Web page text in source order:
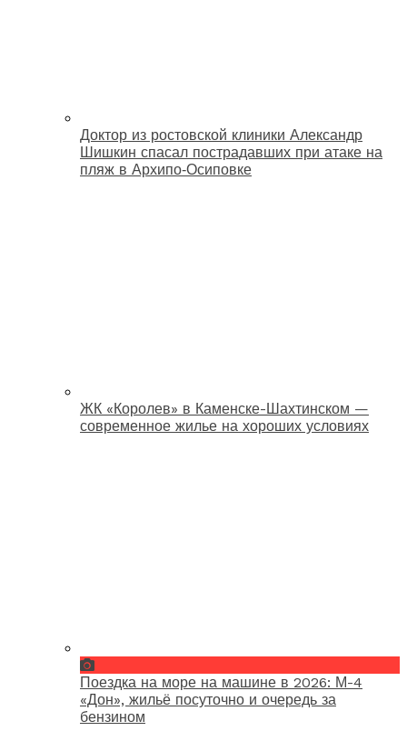
Доктор из ростовской клиники Александр
Шишкин спасал пострадавших при атаке на
пляж в Архипо‑Осиповке
ЖК «Королев» в Каменске-Шахтинском —
современное жилье на хороших условиях
Поездка на море на машине в 2026: М-4
«Дон», жильё посуточно и очередь за
бензином